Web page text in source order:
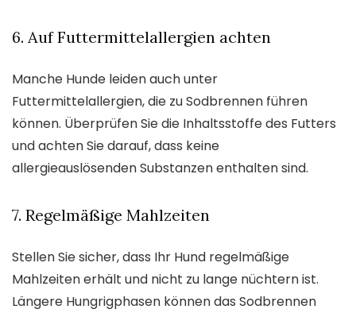
6. Auf Futtermittelallergien achten
Manche Hunde leiden auch unter
Futtermittelallergien, die zu Sodbrennen führen
können. Überprüfen Sie die Inhaltsstoffe des Futters
und achten Sie darauf, dass keine
allergieauslösenden Substanzen enthalten sind.
7. Regelmäßige Mahlzeiten
Stellen Sie sicher, dass Ihr Hund regelmäßige
Mahlzeiten erhält und nicht zu lange nüchtern ist.
Längere Hungrigphasen können das Sodbrennen